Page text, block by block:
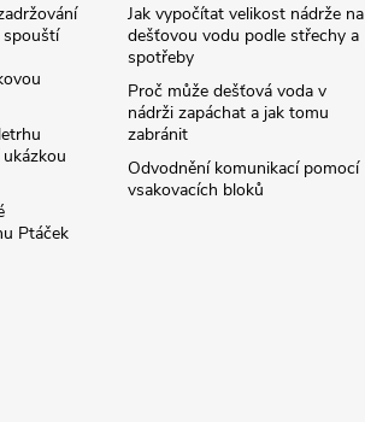
spouští
Ptáček
Jak vypočítat velikost nádrže na
dešťovou vodu podle střechy a
spotřeby
Proč může dešťová voda v
nádrži zapáchat a jak tomu
zabránit
Odvodnění komunikací pomocí
vsakovacích bloků